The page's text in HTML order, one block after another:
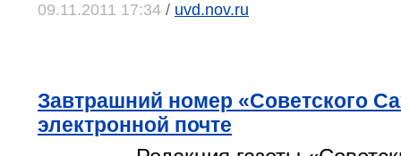
09.11.2011 17:34 / uvd.nov.ru
Завтрашний номер «Советского
электронной почте